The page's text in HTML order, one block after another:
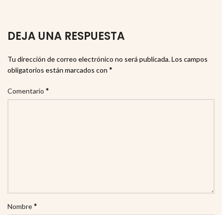
DEJA UNA RESPUESTA
Tu dirección de correo electrónico no será publicada.Los campos
obligatorios están marcados con *
Comentario *
Nombre*